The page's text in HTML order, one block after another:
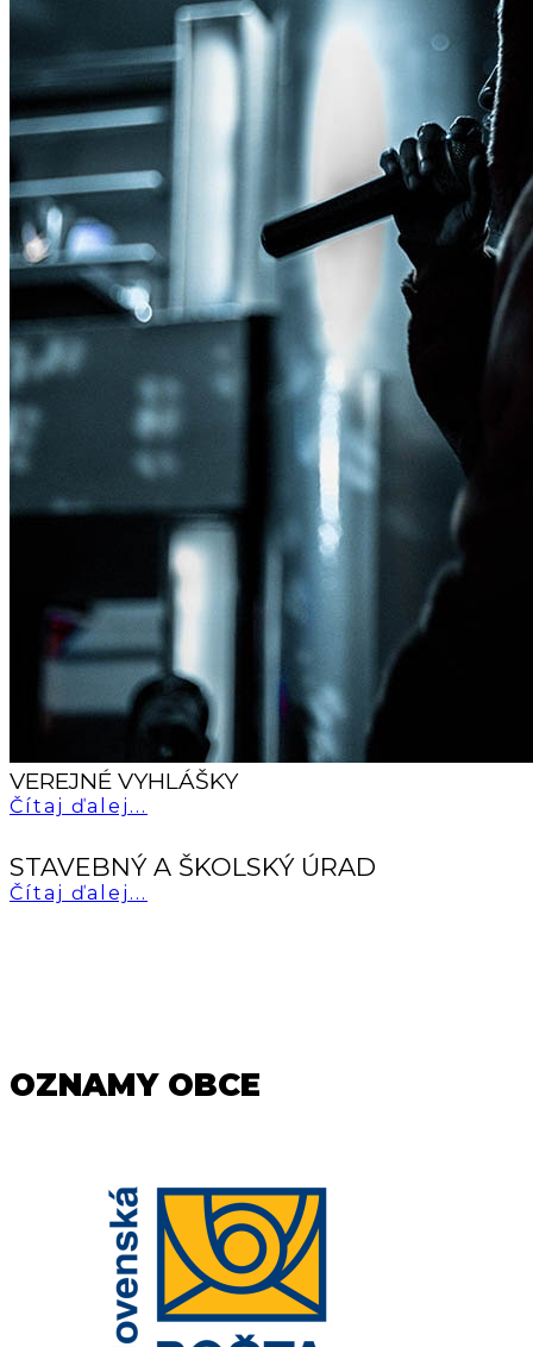
VEREJNÉ VYHLÁŠKY
Čítaj ďalej...
STAVEBNÝ A ŠKOLSKÝ ÚRAD
Čítaj ďalej...
OZNAMY OBCE